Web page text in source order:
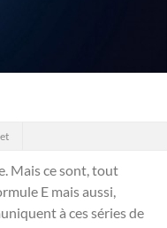
Mais ce sont, tout
E mais aussi,
à ces séries de